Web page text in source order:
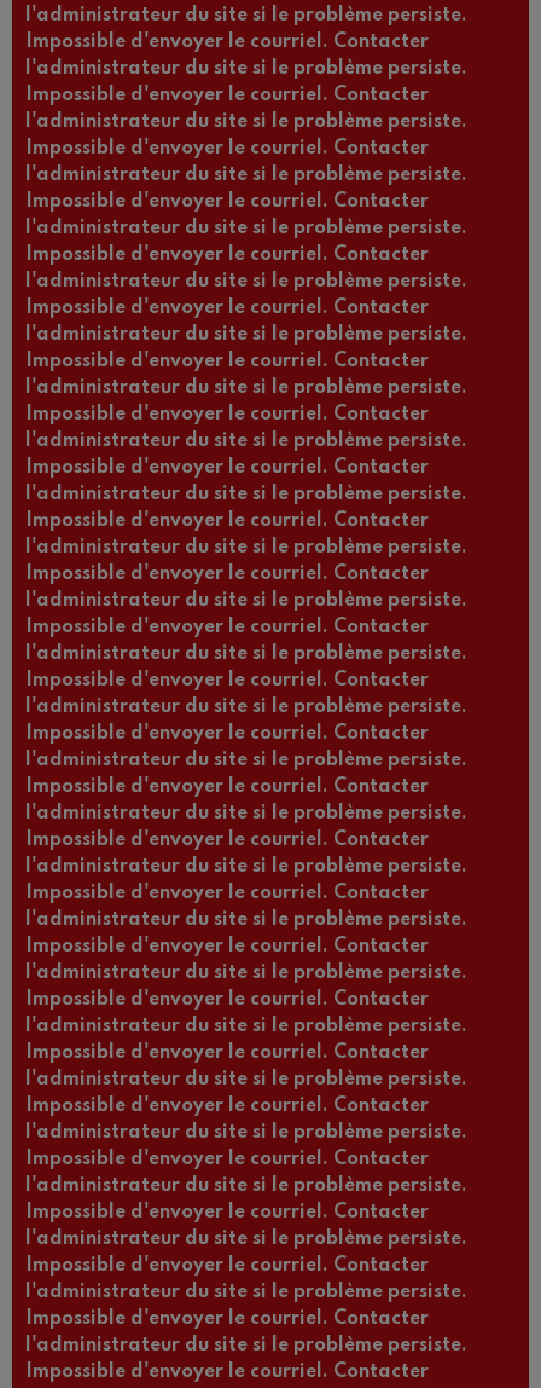
l'administrateur du site si le problème persiste.
Impossible d'envoyer le courriel. Contacter
l'administrateur du site si le problème persiste.
Impossible d'envoyer le courriel. Contacter
l'administrateur du site si le problème persiste.
Impossible d'envoyer le courriel. Contacter
l'administrateur du site si le problème persiste.
Impossible d'envoyer le courriel. Contacter
l'administrateur du site si le problème persiste.
Impossible d'envoyer le courriel. Contacter
l'administrateur du site si le problème persiste.
Impossible d'envoyer le courriel. Contacter
l'administrateur du site si le problème persiste.
Impossible d'envoyer le courriel. Contacter
l'administrateur du site si le problème persiste.
Impossible d'envoyer le courriel. Contacter
l'administrateur du site si le problème persiste.
Impossible d'envoyer le courriel. Contacter
l'administrateur du site si le problème persiste.
Impossible d'envoyer le courriel. Contacter
l'administrateur du site si le problème persiste.
Impossible d'envoyer le courriel. Contacter
l'administrateur du site si le problème persiste.
Impossible d'envoyer le courriel. Contacter
l'administrateur du site si le problème persiste.
Impossible d'envoyer le courriel. Contacter
l'administrateur du site si le problème persiste.
Impossible d'envoyer le courriel. Contacter
l'administrateur du site si le problème persiste.
Impossible d'envoyer le courriel. Contacter
l'administrateur du site si le problème persiste.
Impossible d'envoyer le courriel. Contacter
l'administrateur du site si le problème persiste.
Impossible d'envoyer le courriel. Contacter
l'administrateur du site si le problème persiste.
Impossible d'envoyer le courriel. Contacter
l'administrateur du site si le problème persiste.
Impossible d'envoyer le courriel. Contacter
l'administrateur du site si le problème persiste.
Impossible d'envoyer le courriel. Contacter
l'administrateur du site si le problème persiste.
Impossible d'envoyer le courriel. Contacter
l'administrateur du site si le problème persiste.
Impossible d'envoyer le courriel. Contacter
l'administrateur du site si le problème persiste.
Impossible d'envoyer le courriel. Contacter
l'administrateur du site si le problème persiste.
Impossible d'envoyer le courriel. Contacter
l'administrateur du site si le problème persiste.
Impossible d'envoyer le courriel. Contacter
l'administrateur du site si le problème persiste.
Impossible d'envoyer le courriel. Contacter